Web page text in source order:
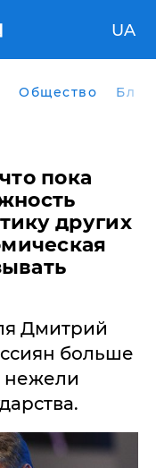
UA
Общество
пока
других
Дмитрий
больше
нежели